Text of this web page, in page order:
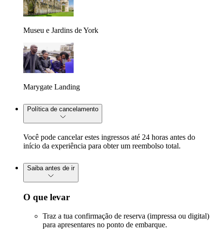
Museu e Jardins de York
Marygate Landing
Política de cancelamento
Você pode cancelar estes ingressos até 24 horas antes do
início da experiência para obter um reembolso total.
Saiba antes de ir
O que levar
Traz a tua confirmação de reserva (impressa ou digital)
para apresentares no ponto de embarque.